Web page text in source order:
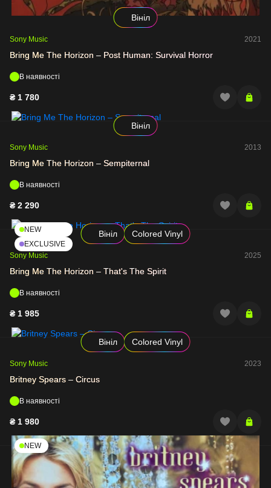
Вініл
Sony Music 2021
Bring Me The Horizon – Post Human: Survival Horror
В наявності
₴ 1 780
Вініл
Sony Music 2013
Bring Me The Horizon – Sempiternal
В наявності
₴ 2 290
NEW
EXCLUSIVE
Вініл Colored Vinyl
Sony Music 2025
Bring Me The Horizon – That's The Spirit
В наявності
₴ 1 985
Вініл Colored Vinyl
Sony Music 2023
Britney Spears – Circus
В наявності
₴ 1 980
NEW